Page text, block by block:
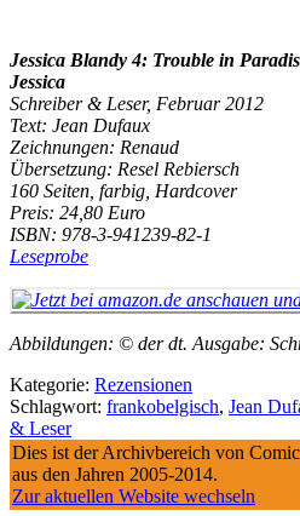
Jessica Blandy 4: Trouble in
Jessica
Schreiber & Leser, Februar 2012
Text: Jean Dufaux
Zeichnungen: Renaud
Übersetzung: Resel Rebiersch
160 Seiten, farbig, Hardcover
Preis: 24,80 Euro
ISBN: 978-3-941239-82-1
Leseprobe
Abbildungen: © der dt. Ausgabe:
Kategorie: Rezensionen
Schlagwort: frankobelgisch, Jean
& Leser
Dies ist der Archivbereich von
aus den Jahren 2005-2014.
Zur aktuellen Website wechseln